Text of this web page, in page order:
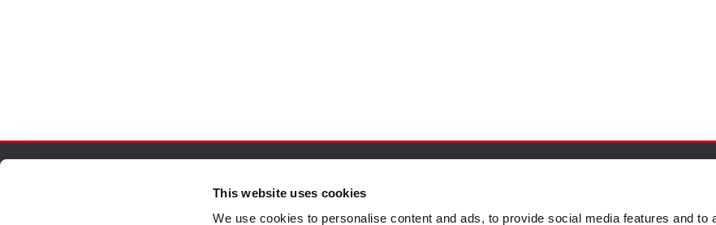
This website uses cookies
We use cookies to personalise content and ads, to provide social media features and to
Pedidos Seguros Atención al Cliente Follow us